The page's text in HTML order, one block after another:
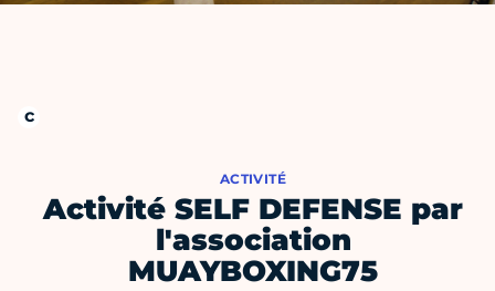
ACTIVITÉ
Activité SELF DEFENSE par
l'association
MUAYBOXING75